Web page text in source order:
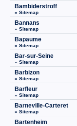
Bambiderstroff
» Sitemap
Bannans
» Sitemap
Bapaume
» Sitemap
Bar-sur-Seine
» Sitemap
Barbizon
» Sitemap
Barfleur
» Sitemap
Barneville-Carteret
» Sitemap
Bartenheim